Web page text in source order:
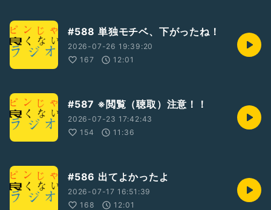
#588 単独モチベ、下がったね！
2026-07-26 19:39:20
167
12:01
#587 ※閲覧（聴取）注意！！
2026-07-23 17:42:43
154
11:36
#586 出てよかったよ
2026-07-17 16:51:39
168
12:01